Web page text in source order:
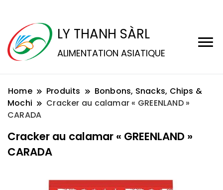
LY THANH SÀRL
ALIMENTATION ASIATIQUE
Home Produits
Bonbons, Snacks, Chips &
Mochi
Cracker au calamar « GREENLAND »
CARADA
Cracker au calamar « GREENLAND »
CARADA